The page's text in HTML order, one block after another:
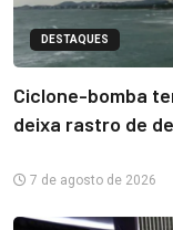
DESTAQUES
Ciclone-bomba
deixa rastro de
7 de agosto de 2026